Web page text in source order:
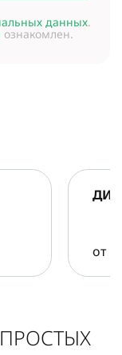
данных.
ознакомлен.
от